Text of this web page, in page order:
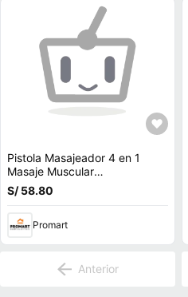
Pistola Masajeador 4 en 1
Masaje Muscular
Multifuncional 5 Velocidades
Morado
S/ 58.80
Promart
Anterior